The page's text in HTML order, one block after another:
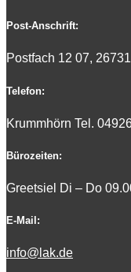
Post-Anschrift:
Postfach 12 07,
Telefon:
Krummhörn Tel. 0
Bürozeiten:
Greetsiel Di – Do
E-Mail:
info@lak.de